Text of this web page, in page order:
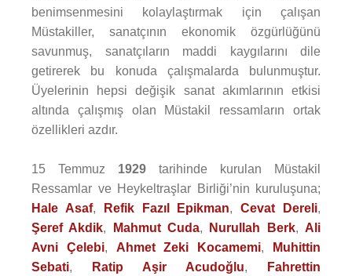
benimsenmesini kolaylaştırmak için çalışan
Müstakiller, sanatçının ekonomik özgürlüğünü
savunmuş, sanatçıların maddi kaygılarını dile
getirerek bu konuda çalışmalarda bulunmuştur.
Üyelerinin hepsi değişik sanat akımlarının etkisi
altında çalışmış olan Müstakil ressamların ortak
özellikleri azdır.
15 Temmuz 1929 tarihinde kurulan Müstakil
Ressamlar ve Heykeltraşlar Birliği’nin kuruluşuna;
Hale Asaf, Refik Fazıl Epikman,Cevat Dereli,
Şeref Akdik, Mahmut Cuda, Nurullah Berk,Ali
Avni Çelebi, Ahmet Zeki Kocamemi,
Muhittin
Sebati, Ratip Aşir Acudoğlu,
Fahrettin